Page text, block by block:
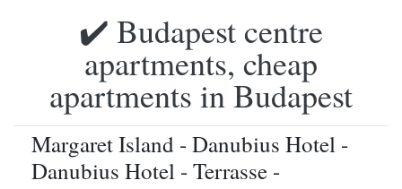
✔️ Budapest centre
apartments, cheap
apartments in Budapest
Margaret Island - Danubius Hotel -
Danubius Hotel - Terrasse -